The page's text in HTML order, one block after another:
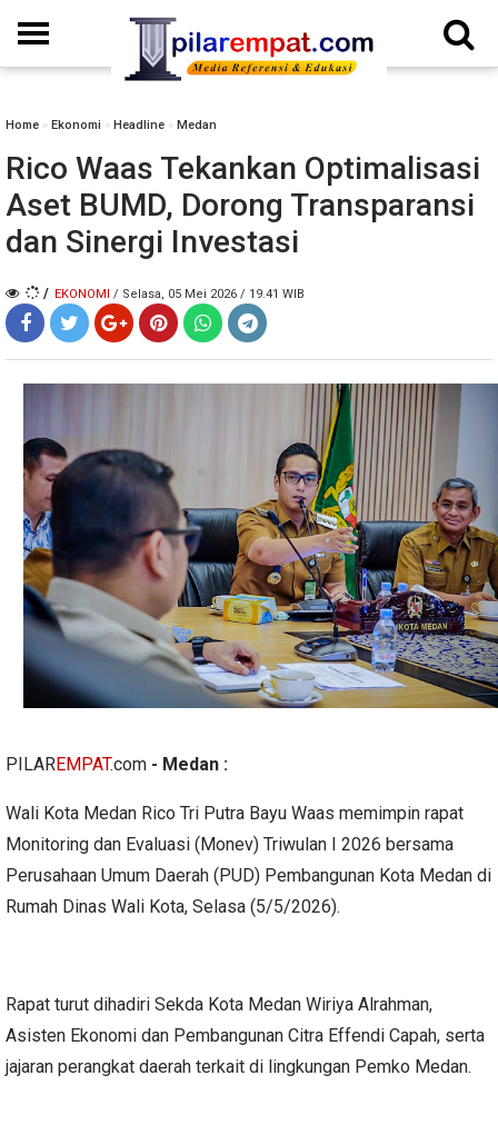
Home » Ekonomi » Headline » Medan
Rico Waas Tekankan Optimalisasi
Aset BUMD, Dorong Transparansi
dan Sinergi Investasi
/ EKONOMI / Selasa, 05 Mei 2026 / 19.41 WIB
PILAREMPAT.com - Medan :
Wali Kota Medan Rico Tri Putra Bayu Waas memimpin rapat
Monitoring dan Evaluasi (Monev) Triwulan I 2026 bersama
Perusahaan Umum Daerah (PUD) Pembangunan Kota Medan di
Rumah Dinas Wali Kota, Selasa (5/5/2026).
Rapat turut dihadiri Sekda Kota Medan Wiriya Alrahman,
Asisten Ekonomi dan Pembangunan Citra Effendi Capah, serta
jajaran perangkat daerah terkait di lingkungan Pemko Medan.